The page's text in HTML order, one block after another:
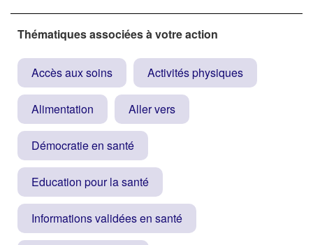
Thématiques associées à votre action
Accès aux soins Activités physiques
Alimentation Aller vers
Démocratie en santé
Education pour la santé
Informations validées en santé